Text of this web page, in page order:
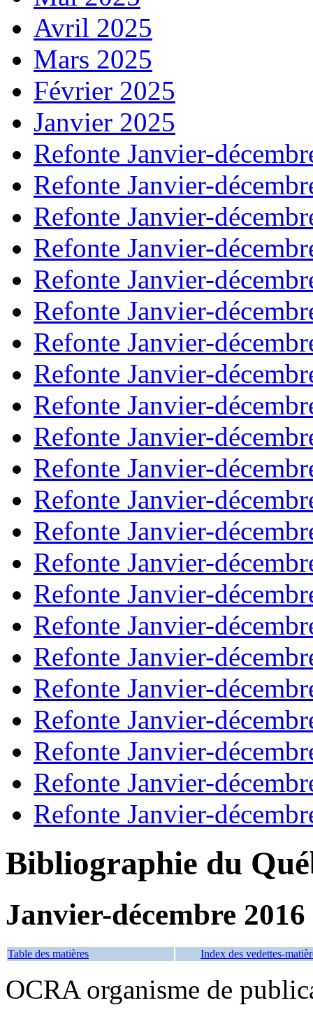
Avril 2025
Mars 2025
Février 2025
Janvier 2025
Refonte Janvier-
Refonte Janvier-
Refonte Janvier-
Refonte Janvier-
Refonte Janvier-
Refonte Janvier-
Refonte Janvier-
Refonte Janvier-
Refonte Janvier-
Refonte Janvier-
Refonte Janvier-
Refonte Janvier-
Refonte Janvier-
Refonte Janvier-
Refonte Janvier-
Refonte Janvier-
Refonte Janvier-
Refonte Janvier-
Refonte Janvier-
Refonte Janvier-
Refonte Janvier-
Refonte Janvier-
Bibliographie du
Janvier-décembre 2016
Table des matières Index des vedettes-
OCRA organisme de